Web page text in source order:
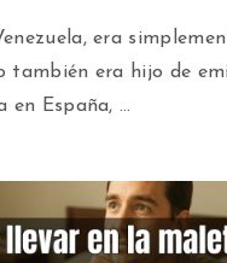
era
también era hijo de
en España, …